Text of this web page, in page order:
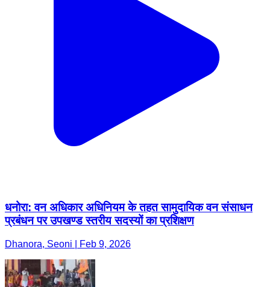
धनोरा: वन अधिकार अधिनियम के तहत सामुदायिक वन संसाधन
प्रबंधन पर उपखण्ड स्तरीय सदस्यों का प्रशिक्षण
Dhanora, Seoni | Feb 9, 2026